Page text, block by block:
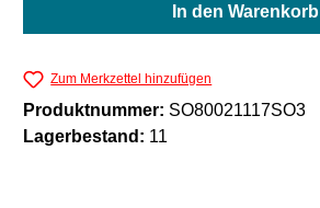
In den Warenkorb
Zum Merkzettel hinzufügen
Produktnummer: SO80021117SO3
Lagerbestand: 11